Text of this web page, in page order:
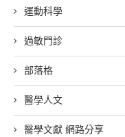
運動科學
過敏門診
部落格
醫學人文
醫學文獻 網路分享